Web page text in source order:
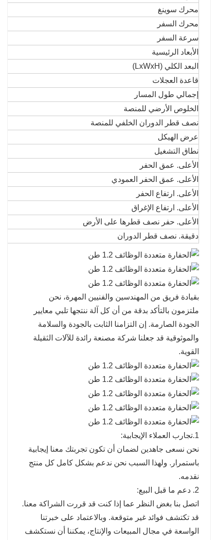
محرك سوينغ
محرك السفر
سرعة السفر
الأبعاد الرئيسية
البعد الكلي (LxWxH)
قاعدة العجلات
إجمالي طول المسار
الخلوص الأرضي للمنصة
نصف قطر الدوران الخلفي للمنصة
عرض الهيكل
نطاق التشغيل
الأعلى. عمق الحفر
الأعلى. عمق الحفر العمودي
الأعلى. ارتفاع الحفر
الأعلى. ارتفاع الإغراق
الأعلى. حفر نصف قطرها على الأرض
دقيقة. نصف قطر الدوران
بقيادة فريق من المهندسين والفنيين المهرة، نحن
ملتزمون بالتأكد بدقة من أن كل آلة ننتجها تلبي معايير
الجودة الصارمة. إن التزامنا الثابت بالجودة والسلامة
والموثوقية قد جعلنا شركة مصنعة رائدة للآلات الثقيلة
القوية.
1.تجارب العملاء الإيجابية:
نحن نسعى جاهدين لضمان أن تكون تجربتك معنا إيجابية
باستمرار. ولهذا السبب نحن ندعم بشكل كامل كل منتج
نقدمه.
2. دعم ما قبل البيع:
اتصل بنا بغض النظر عما إذا كنت قد قررت الشراكة معنا.
قد تكتشف فوائد غير متوقعة. وبالاعتماد على خبرتنا
الواسعة في مجال المبيعات والإنتاج، يمكننا أن نستكشف